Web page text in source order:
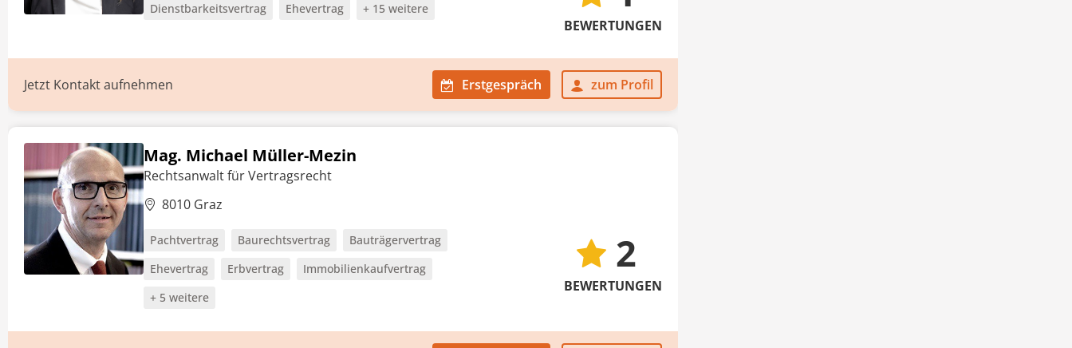
Dienstbarkeitsvertrag
Ehevertrag + 15 weitere
BEWERTUNGEN
Jetzt Kontakt aufnehmen Erstgespräch zum Profil
Mag. Michael Müller-Mezin
Rechtsanwalt für Vertragsrecht
8010 Graz
Pachtvertrag Baurechtsvertrag
Bauträgervertrag
Ehevertrag
Erbvertrag
Immobilienkaufvertrag
+ 5 weitere
2
BEWERTUNGEN